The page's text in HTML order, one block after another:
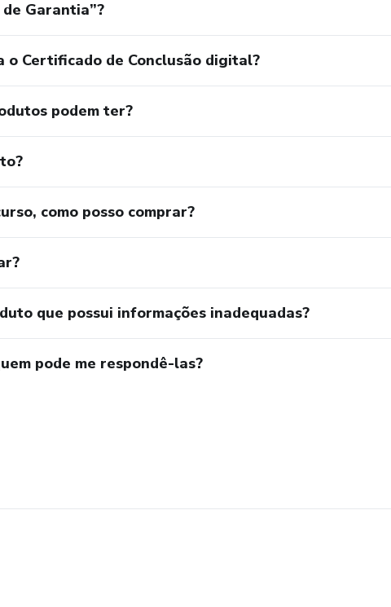
Garantia”?
o Certificado de Conclusão digital?
podem ter?
como posso comprar?
que possui informações inadequadas?
pode me respondê-las?